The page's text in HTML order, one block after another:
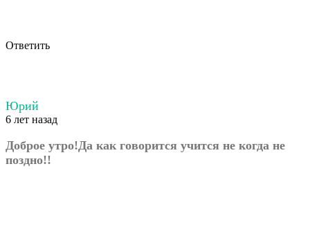
Ответить
Юрий
6 лет назад
Доброе утро!Да как говорится учится не когда не
поздно!!